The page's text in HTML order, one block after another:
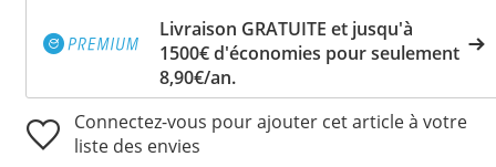
Livraison GRATUITE et jusqu'à
1500€ d'économies pour seulement
8,90€/an.
Connectez-vous pour ajouter cet article à votre
liste des envies